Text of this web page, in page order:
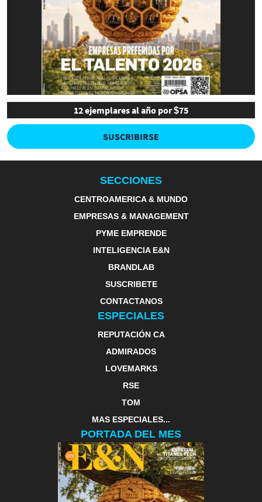
12 ejemplares al año por $75
SUSCRIBIRSE
SECCIONES
CENTROAMERICA & MUNDO
EMPRESAS & MANAGEMENT
PYME EMPRENDE
INTELIGENCIA E&N
BRANDLAB
SUSCRIBETE
CONTACTANOS
ESPECIALES
REPUTACIÓN CA
ADMIRADOS
LOVEMARKS
RSE
TOM
MAS ESPECIALES...
PORTADA DEL MES